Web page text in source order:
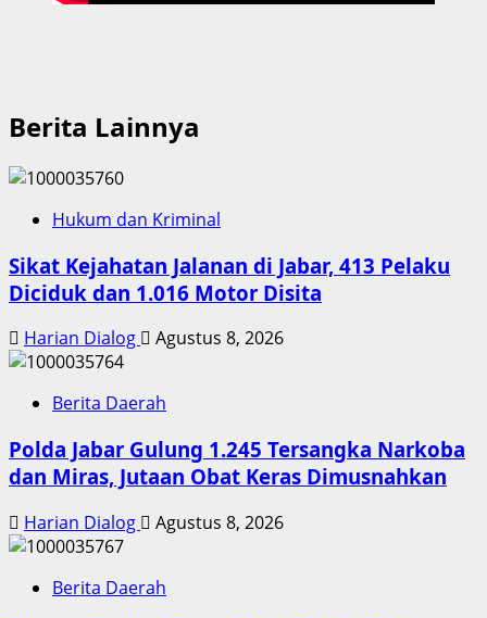
Berita Lainnya
Hukum dan Kriminal
Sikat Kejahatan Jalanan di Jabar, 413 Pelaku
Diciduk dan 1.016 Motor Disita
Harian Dialog Agustus 8, 2026
Berita Daerah
Polda Jabar Gulung 1.245 Tersangka Narkoba
dan Miras, Jutaan Obat Keras Dimusnahkan
Harian Dialog Agustus 8, 2026
Berita Daerah